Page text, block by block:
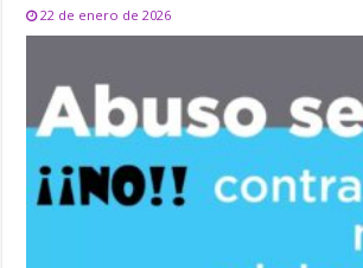
22 de enero de 2026